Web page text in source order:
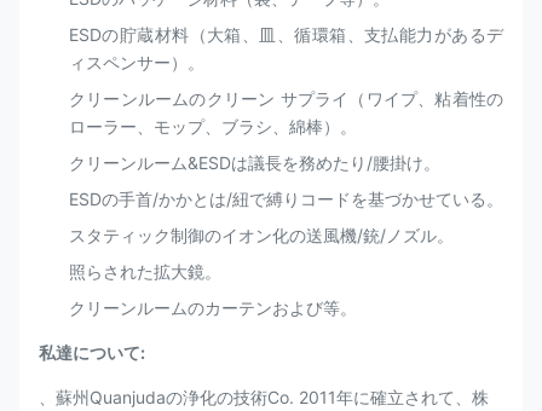
ESDの貯蔵材料（大箱、皿、循環箱、支払能力があるデ
ィスペンサー）。
クリーンルームのクリーン サプライ（ワイプ、粘着性の
ローラー、モップ、ブラシ、綿棒）。
クリーンルーム&ESDは議長を務めたり/腰掛け。
ESDの手首/かかとは/紐で縛りコードを基づかせている。
スタティック制御のイオン化の送風機/銃/ノズル。
照らされた拡大鏡。
クリーンルームのカーテンおよび等。
私達について:
、蘇州Quanjudaの浄化の技術Co. 2011年に確立されて、株